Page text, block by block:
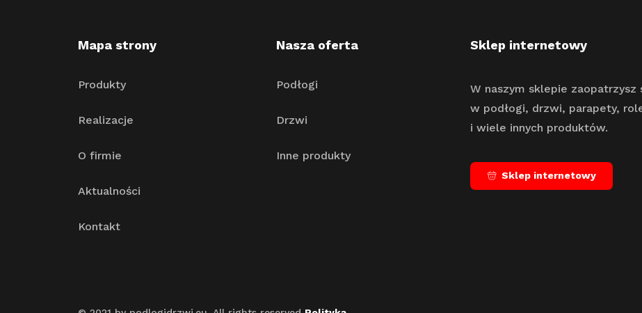
Mapa strony
Produkty
Realizacje
O firmie
Aktualności
Kontakt
Nasza oferta
Podłogi
Drzwi
Inne produkty
Sklep internetowy
W naszym sklepie zaopatrzysz
w podłogi, drzwi, parapety,
i wiele innych produktów.
Sklep internetowy